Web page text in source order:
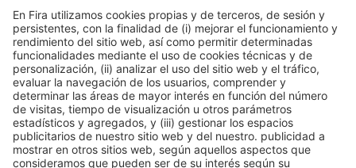
#Construmat
Mié 21 15:10h - 16:10h
Construmat Experience
Abierto
Leer más